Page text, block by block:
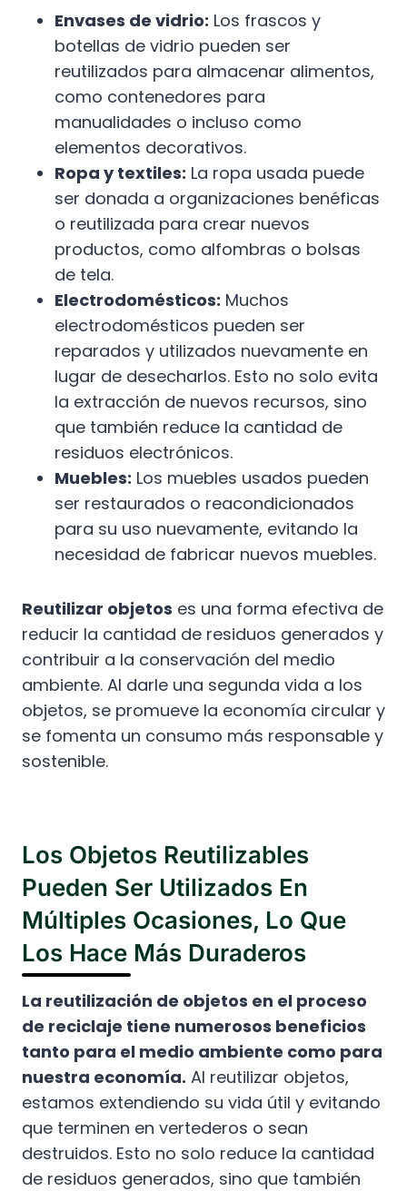
Envases de vidrio: Los frascos y
botellas de vidrio pueden ser
reutilizados para almacenar alimentos,
como contenedores para
manualidades o incluso como
elementos decorativos.
Ropa y textiles: La ropa usada puede
ser donada a organizaciones benéficas
o reutilizada para crear nuevos
productos, como alfombras o bolsas
de tela.
Electrodomésticos: Muchos
electrodomésticos pueden ser
reparados y utilizados nuevamente en
lugar de desecharlos. Esto no solo evita
la extracción de nuevos recursos, sino
que también reduce la cantidad de
residuos electrónicos.
Muebles: Los muebles usados pueden
ser restaurados o reacondicionados
para su uso nuevamente, evitando la
necesidad de fabricar nuevos muebles.
Reutilizar objetos es una forma efectiva de
reducir la cantidad de residuos generados y
contribuir a la conservación del medio
ambiente. Al darle una segunda vida a los
objetos, se promueve la economía circular y
se fomenta un consumo más responsable y
sostenible.
Los Objetos Reutilizables
Pueden Ser Utilizados En
Múltiples Ocasiones, Lo Que
Los Hace Más Duraderos
La reutilización de objetos en el proceso
de reciclaje tiene numerosos beneficios
tanto para el medio ambiente como para
nuestra economía. Al reutilizar objetos,
estamos extendiendo su vida útil y evitando
que terminen en vertederos o sean
destruidos. Esto no solo reduce la cantidad
de residuos generados, sino que también